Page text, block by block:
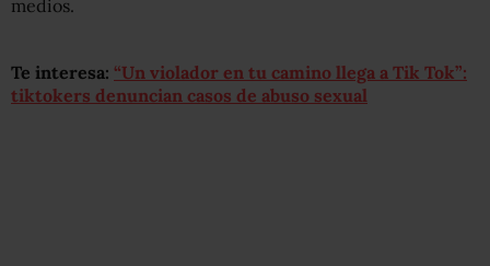
medios.
Te interesa: “Un violador en tu camino llega a Tik Tok”:
tiktokers denuncian casos de abuso sexual